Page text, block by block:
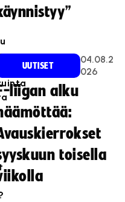
UUTISET
04.08.2
026
liigan alku
toisella